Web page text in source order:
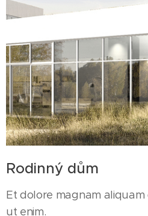
Rodinný dům
Et dolore magnam
ut enim.